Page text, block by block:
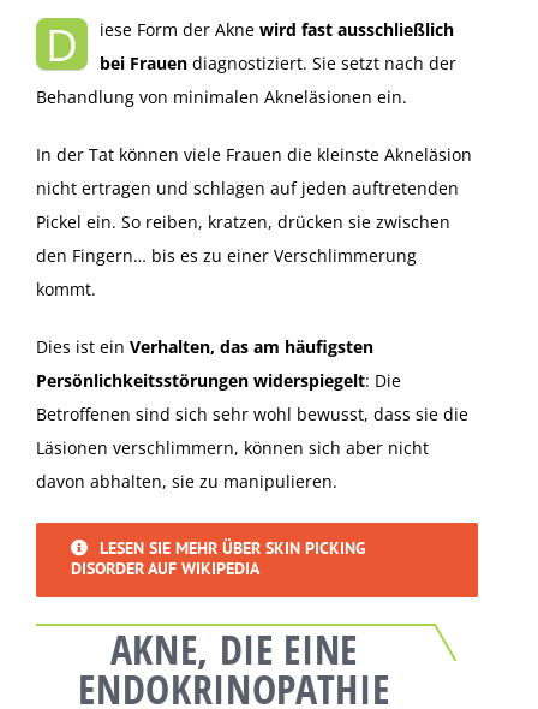
D iese Form der Akne wird fast ausschließlich
bei Frauen diagnostiziert. Sie setzt nach der
Behandlung von minimalen Akneläsionen ein.
In der Tat können viele Frauen die kleinste Akneläsion
nicht ertragen und schlagen auf jeden auftretenden
Pickel ein. So reiben, kratzen, drücken sie zwischen
den Fingern… bis es zu einer Verschlimmerung
kommt.
Dies ist ein Verhalten, das am häufigsten
Persönlichkeitsstörungen widerspiegelt: Die
Betroffenen sind sich sehr wohl bewusst, dass sie die
Läsionen verschlimmern, können sich aber nicht
davon abhalten, sie zu manipulieren.
LESEN SIE MEHR ÜBER SKIN PICKING
DISORDER AUF WIKIPEDIA
AKNE, DIE EINE
ENDOKRINOPATHIE